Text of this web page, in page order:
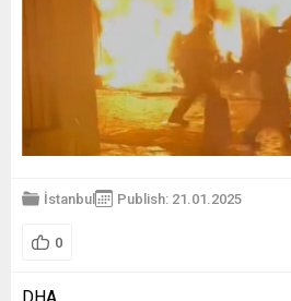
İstanbul Publish: 21.01.2025
0